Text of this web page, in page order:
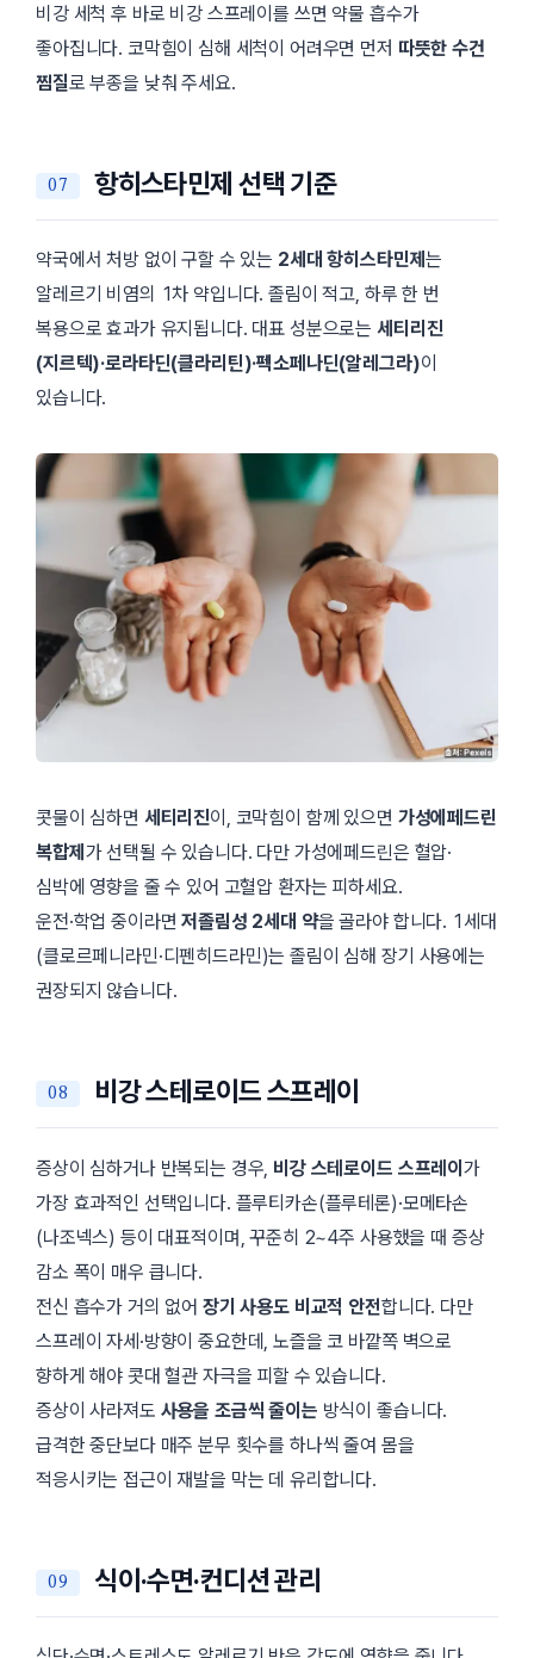
비강 세척 후 바로 비강 스프레이를 쓰면 약물 흡수가
좋아집니다. 코막힘이 심해 세척이 어려우면 먼저 따뜻한 수건
찜질로 부종을 낮춰 주세요.
항히스타민제 선택 기준
약국에서 처방 없이 구할 수 있는 2세대 항히스타민제는
알레르기 비염의 1차 약입니다. 졸림이 적고, 하루 한 번
복용으로 효과가 유지됩니다. 대표 성분으로는 세티리진
(지르텍)·로라타딘(클라리틴)·펙소페나딘(알레그라)이
있습니다.
콧물이 심하면 세티리진이, 코막힘이 함께 있으면 가성에페드린
복합제 가 선택될 수 있습니다. 다만 가성에페드린은 혈압·
심박에 영향을 줄 수 있어 고혈압 환자는 피하세요.
운전·학업 중이라면저졸림성 2세대 약을 골라야 합니다. 1세대
(클로르페니라민·디펜히드라민)는 졸림이 심해 장기 사용에는
권장되지 않습니다.
비강 스테로이드 스프레이
증상이 심하거나 반복되는 경우, 비강 스테로이드 스프레이가
가장 효과적인 선택입니다. 플루티카손(플루테론)·모메타손
(나조넥스) 등이 대표적이며, 꾸준히 2~4주 사용했을 때 증상
감소 폭이 매우 큽니다.
전신 흡수가 거의 없어 장기 사용도 비교적 안전합니다. 다만
스프레이 자세·방향이 중요한데, 노즐을 코 바깥쪽 벽으로
향하게 해야 콧대 혈관 자극을 피할 수 있습니다.
증상이 사라져도 사용을 조금씩 줄이는 방식이 좋습니다.
급격한 중단보다 매주 분무 횟수를 하나씩 줄여 몸을
적응시키는 접근이 재발을 막는 데 유리합니다.
식이·수면·컨디션 관리